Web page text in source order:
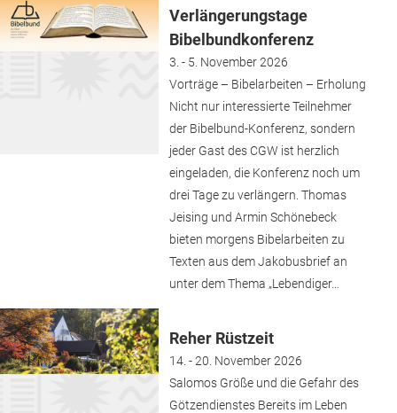
Verlängerungstage
Bibelbundkonferenz
3. - 5. November 2026
Vorträge – Bibelarbeiten – Erholung
Nicht nur interessierte Teilnehmer
der Bibelbund-Konferenz, sondern
jeder Gast des CGW ist herzlich
eingeladen, die Konferenz noch um
drei Tage zu verlängern. Thomas
Jeising und Armin Schönebeck
bieten morgens Bibelarbeiten zu
Texten aus dem Jakobusbrief an
unter dem Thema „Lebendiger…
Reher Rüstzeit
14. - 20. November 2026
Salomos Größe und die Gefahr des
Götzendienstes Bereits im Leben